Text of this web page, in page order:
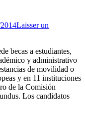
Laisser un
becas a estudiantes,
y administrativo
de movilidad o
y en 11 instituciones
de la Comisión
Los candidatos